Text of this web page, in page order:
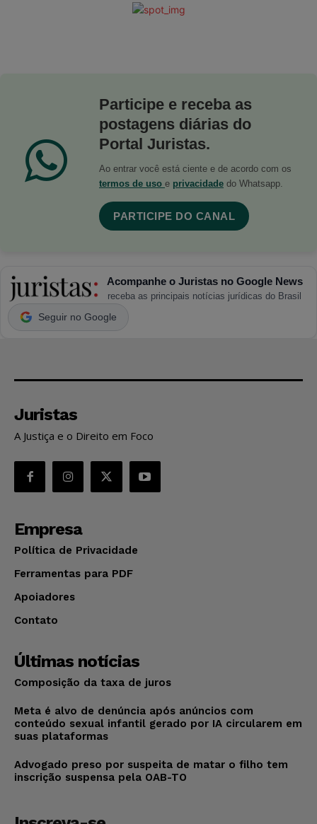
Participe e receba as
postagens diárias do
Portal Juristas.
Ao entrar você está ciente e de acordo com os
termos de uso e privacidade do Whatsapp.
PARTICIPE DO CANAL
Acompanhe o Juristas no Google News
receba as principais notícias jurídicas do Brasil
Seguir no Google
Juristas
A Justiça e o Direito em Foco
Empresa
Política de Privacidade
Ferramentas para PDF
Apoiadores
Contato
Últimas notícias
Composição da taxa de juros
Meta é alvo de denúncia após anúncios com
conteúdo sexual infantil gerado por IA circularem em
suas plataformas
Advogado preso por suspeita de matar o filho tem
inscrição suspensa pela OAB-TO